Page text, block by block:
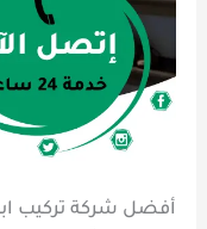
أفضل شركة تركيب